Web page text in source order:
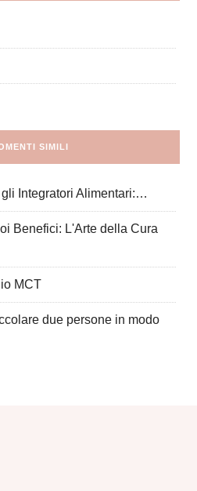
SIMILI
Integratori Alimentari:…
Benefici: L'Arte della Cura
MCT
due persone in modo